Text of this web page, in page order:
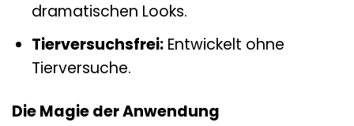
dramatischen Looks.
Tierversuchsfrei:Entwickelt ohne
Tierversuche.
Die Magie der Anwendung